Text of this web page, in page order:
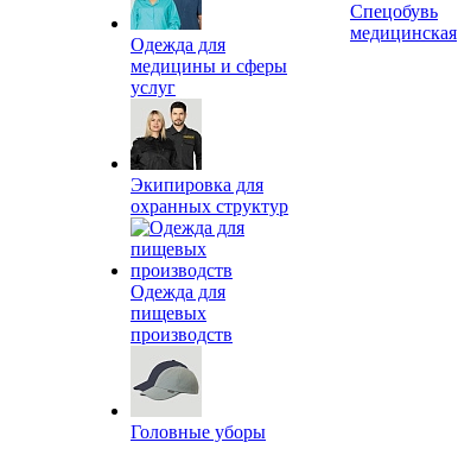
Одежда для
медицины и сферы
услуг
Экипировка для
охранных структур
Одежда для
пищевых
производств
Головные уборы
Спецобувь
медицинская